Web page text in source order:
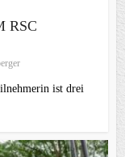
RSC
ist drei